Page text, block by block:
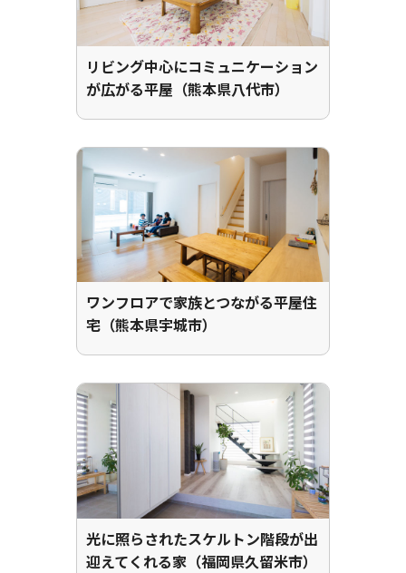
リビング中心にコミュニケーション
が広がる平屋（熊本県八代市）
ワンフロアで家族とつながる平屋住
宅（熊本県宇城市）
光に照らされたスケルトン階段が出
迎えてくれる家（福岡県久留米市）